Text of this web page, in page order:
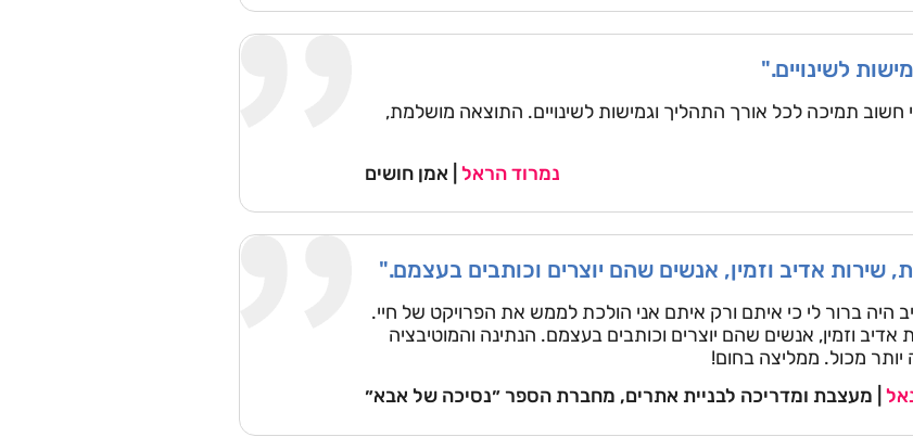
לשינויים."
חשוב תמיכה לכל אורך התהליך וגמישות לשינויים. התוצאה מושלמת,
נמרוד הראל| אמן חושים
שירות אדיב וזמין, אנשים שהם יוצרים וכותבים בעצמם."
היה ברור לי כי איתם ורק איתם אני הולכת לממש את הפרויקט של חיי.
וזמין, אנשים שהם יוצרים וכותבים בעצמם. הנתינה והמוטיבציה
יותר מכול. ממליצה בחום!
| מעצבת ומדריכה לבניית אתרים, מחברת הספר ״נסיכה של אבא״